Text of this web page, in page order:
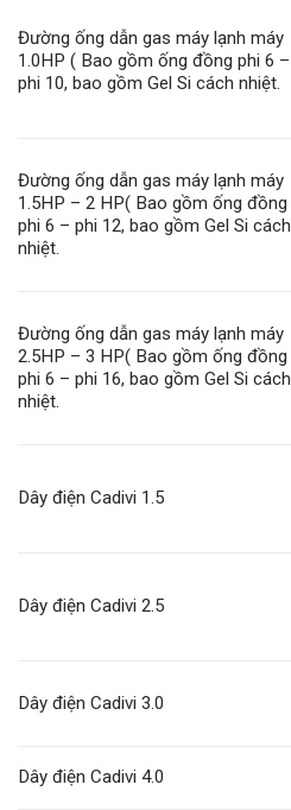
Đường ống dẫn gas máy lạnh máy
1.0HP ( Bao gồm ống đồng phi 6 –
phi 10, bao gồm Gel Si cách nhiệt.
Đường ống dẫn gas máy lạnh máy
1.5HP – 2 HP( Bao gồm ống đồng
phi 6 – phi 12, bao gồm Gel Si cách
nhiệt.
Đường ống dẫn gas máy lạnh máy
2.5HP – 3 HP( Bao gồm ống đồng
phi 6 – phi 16, bao gồm Gel Si cách
nhiệt.
Dây điện Cadivi 1.5
Dây điện Cadivi 2.5
Dây điện Cadivi 3.0
Dây điện Cadivi 4.0